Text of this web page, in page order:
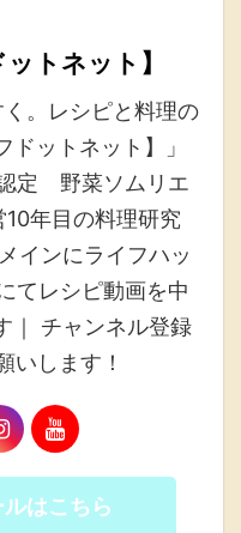
トネット】
。レシピと料理の
ットネット】」
定 野菜ソムリエ
10年目の料理研究
インにライフハッ
てレシピ動画を中
｜ チャンネル登録
いします！
はこちら